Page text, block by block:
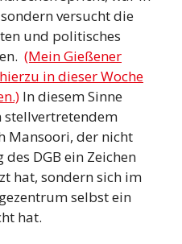
versucht die
und politisches
(Mein Gießener
in dieser Woche
In diesem Sinne
stellvertretendem
Mansoori, der nicht
DGB ein Zeichen
hat, sondern sich im
selbst ein
hat.